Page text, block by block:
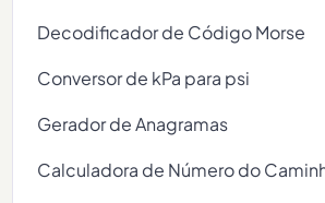
Decodificador de Código Morse
Conversor de kPa para psi
Gerador de Anagramas
Calculadora de Número do